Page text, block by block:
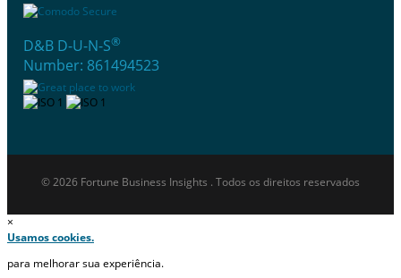
D&B D-U-N-S®
Number: 861494523
© 2026 Fortune Business Insights . Todos os direitos reservados
×
Usamos cookies.
para melhorar sua experiência.